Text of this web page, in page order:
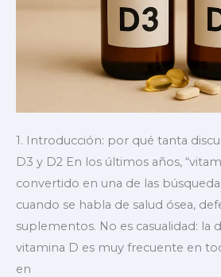
1. Introducción: por qué tanta
D3 y D2 En los últimos años,
convertido en una de las
cuando se habla de salud ósea,
suplementos. No es casualidad: la
vitamina D es muy frecuente en
en